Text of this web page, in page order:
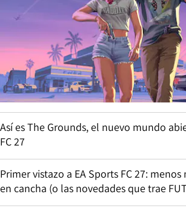
Así es The Grounds, el nuevo mundo
FC 27
Primer vistazo a EA Sports FC 27:
en cancha (o las novedades que trae